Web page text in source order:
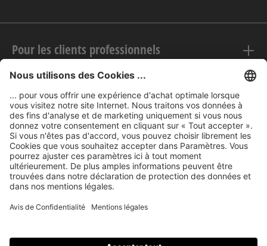
Pour les clients professionnels
Mentions légales
nubert sur le web
Modes de paiement